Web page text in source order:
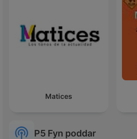
Matices
P5 Fyn poddar